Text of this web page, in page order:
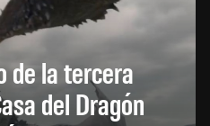
de la tercera
del Dragón